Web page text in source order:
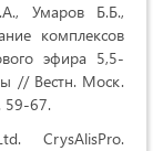
Умаров Б.Б.,
комплексов
эфира 5,5-
// Вестн. Моск.
59-67.
CrysAlisPro.